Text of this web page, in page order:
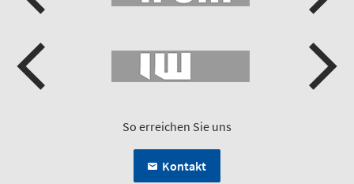
So erreichen Sie uns
Kontakt